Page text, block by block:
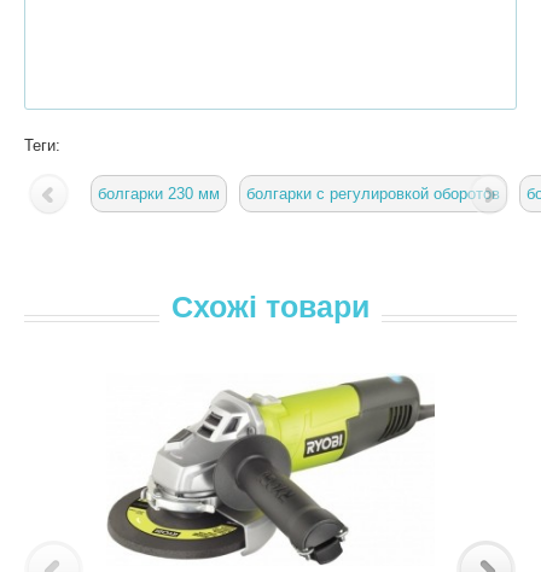
Теги:
болгарки 230 мм болгарки с регулировкой оборотов
Схожі товари